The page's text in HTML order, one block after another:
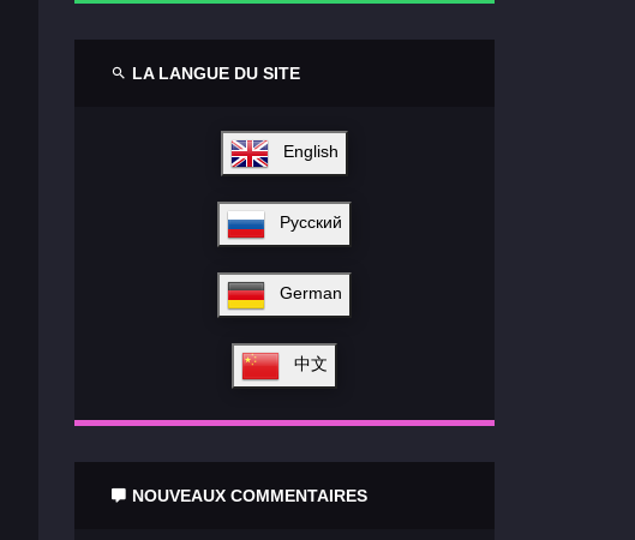
LA LANGUE DU SITE
English
Русский
German
中文
NOUVEAUX COMMENTAIRES